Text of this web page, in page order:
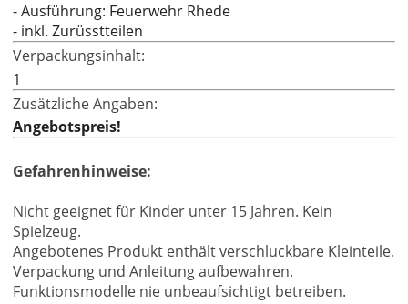
- Ausführung: Feuerwehr Rhede
- inkl. Zurüsstteilen
Verpackungsinhalt:
1
Zusätzliche Angaben:
Angebotspreis!
Gefahrenhinweise:
Nicht geeignet für Kinder unter 15 Jahren. Kein
Spielzeug.
Angebotenes Produkt enthält verschluckbare Kleinteile.
Verpackung und Anleitung aufbewahren.
Funktionsmodelle nie unbeaufsichtigt betreiben.